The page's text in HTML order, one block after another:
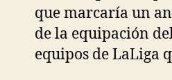
que marcaría un
de la equipación
equipos de LaLiga